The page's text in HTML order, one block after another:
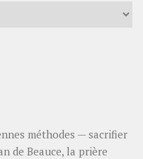
méthodes — sacrifier
de Beauce, la prière